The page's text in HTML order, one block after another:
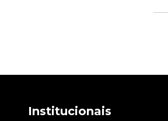
Institucionais